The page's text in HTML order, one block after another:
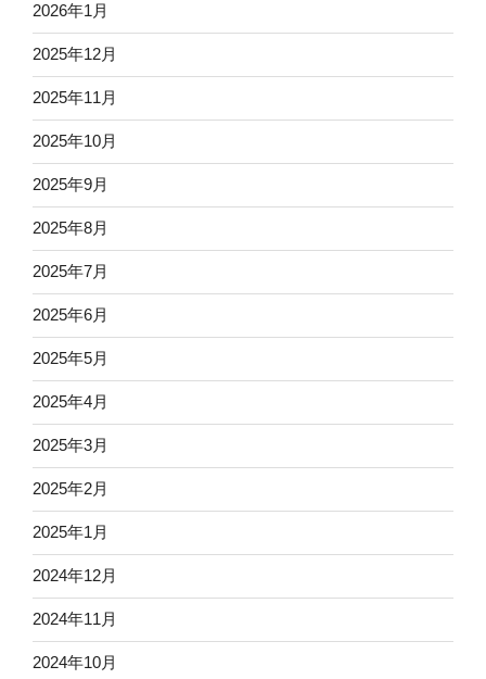
2026年1月
2025年12月
2025年11月
2025年10月
2025年9月
2025年8月
2025年7月
2025年6月
2025年5月
2025年4月
2025年3月
2025年2月
2025年1月
2024年12月
2024年11月
2024年10月